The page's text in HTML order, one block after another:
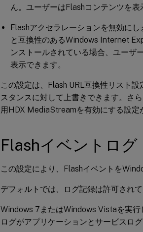
ん。ユーザーはFlashコンテンツを表
Flashアクセラレーションを無効に
と互換性のあるWindows Internet
ンストールされている場合、ユーザ
表示できます。
この設定は、Flash URL互換性リスト
スタンスに対して上書きできます。さ
用HDX MediaStreamを有効にする設定
Flashイベントログ
この設定により、Flashイベントを
デフォルトでは、ログ記録は許可されて
Windows 7またはWindows Vistaを実
ログがアプリケーションとサービスロ